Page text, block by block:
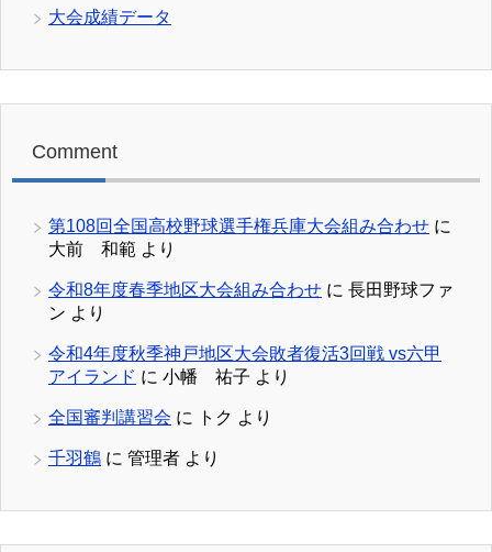
大会成績データ
Comment
第108回全国高校野球選手権兵庫大会組み合わせ に
大前 和範 より
令和8年度春季地区大会組み合わせ に 長田野球ファ
ン より
令和4年度秋季神戸地区大会敗者復活3回戦 vs六甲
アイランド に 小幡 祐子 より
全国審判講習会 に トク より
千羽鶴 に 管理者 より